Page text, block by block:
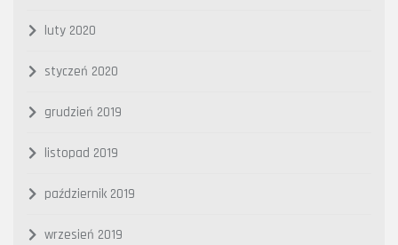
luty 2020
styczeń 2020
grudzień 2019
listopad 2019
październik 2019
wrzesień 2019